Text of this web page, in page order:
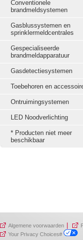
Conventionele
brandmeldsystemen
Gasblussystemen en
sprinklermeldcentrales
Gespecialiseerde
brandmeldapparatuur
Gasdetectiesystemen
Toebehoren en
Ontruimingsystemen
LED Noodverlichting
* Producten niet meer
beschikbaar
Algemene voorwaarden
Your Privacy Choices#